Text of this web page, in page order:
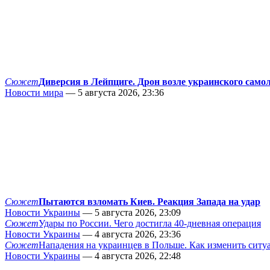
СюжетДиверсия в Лейпциге. Дрон возле украинского
Новости мира — 5 августа 2026, 23:36
СюжетПытаются взломать Киев. Реакция Запада на удар
Новости Украины — 5 августа 2026, 23:09
СюжетУдары по России. Чего достигла 40-дневная операция
Новости Украины — 4 августа 2026, 23:36
СюжетНападения на украинцев в Польше. Как изменить
Новости Украины — 4 августа 2026, 22:48